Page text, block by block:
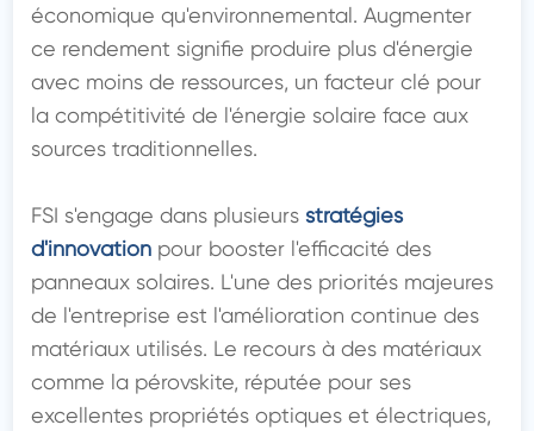
économique qu'environnemental. Augmenter
ce rendement signifie produire plus d'énergie
avec moins de ressources, un facteur clé pour
la compétitivité de l'énergie solaire face aux
sources traditionnelles.
FSI s'engage dans plusieurs stratégies
d'innovation pour booster l'efficacité des
panneaux solaires. L'une des priorités majeures
de l'entreprise est l'amélioration continue des
matériaux utilisés. Le recours à des matériaux
comme la pérovskite, réputée pour ses
excellentes propriétés optiques et électriques,